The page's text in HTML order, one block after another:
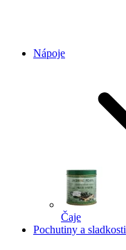
Nápoje
Čaje
Pochutiny a sladkosti